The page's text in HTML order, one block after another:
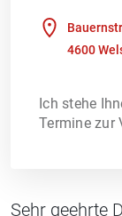
4600
Ich stehe
Termine zur
Sehr geehrte